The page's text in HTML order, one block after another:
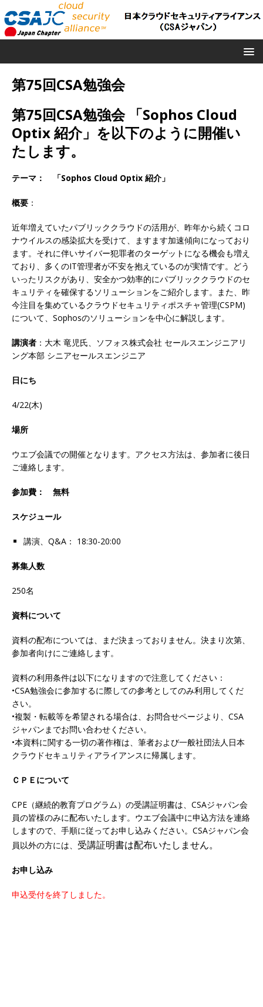
第75回CSA勉強会
第75回CSA勉強会 「Sophos Cloud
Optix 紹介」を以下のように開催い
たします。
テーマ： 「Sophos Cloud Optix 紹介 」
概要 ：
近年増えていたパブリッククラウドの活用が、昨年から続くコロ
ナウイルスの感染拡大を受けて、ますます加速傾向になっており
ます。それに伴いサイバー犯罪者のターゲットになる機会も増え
ており、多くのIT管理者が不安を抱えているのが実情です。どう
いったリスクがあり、安全かつ効率的にパブリッククラウドのセ
キュリティを確保するソリューションをご紹介します。また、昨
今注目を集めているクラウドセキュリティポスチャ管理(CSPM)
について、Sophosのソリューションを中心に解説します。
講演者 ：大木 竜児氏、ソフォス株式会社 セールスエンジニアリ
ング本部 シニアセールスエンジニア
日にち
4/22(木)
場所
ウエブ会議での開催となります。アクセス方法は、参加者に後日
ご連絡します。
参加費： 無料
スケジュール
講演、Q&A： 18:30-20:00
募集人数
250名
資料について
資料の配布については、まだ決まっておりません。決まり次第、
参加者向けにご連絡します。
資料の利用条件は以下になりますので注意してください：
•CSA勉強会に参加するに際しての参考としてのみ利用してくだ
さい。
•複製・転載等を希望される場合は、お問合せページより、CSA
ジャパンまでお問い合わせください。
•本資料に関する一切の著作権は、筆者および一般社団法人日本
クラウドセキュリティアライアンスに帰属します。
ＣＰＥについて
CPE（継続的教育プログラム）の受講証明書は、CSAジャパン会
員の皆様のみに配布いたします。ウエブ会議中に申込方法を連絡
しますので、手順に従ってお申し込みください。CSAジャパン会
員以外の方には、 受講証明書は配布いたしません。
お申し込み
申込受付を終了しました。